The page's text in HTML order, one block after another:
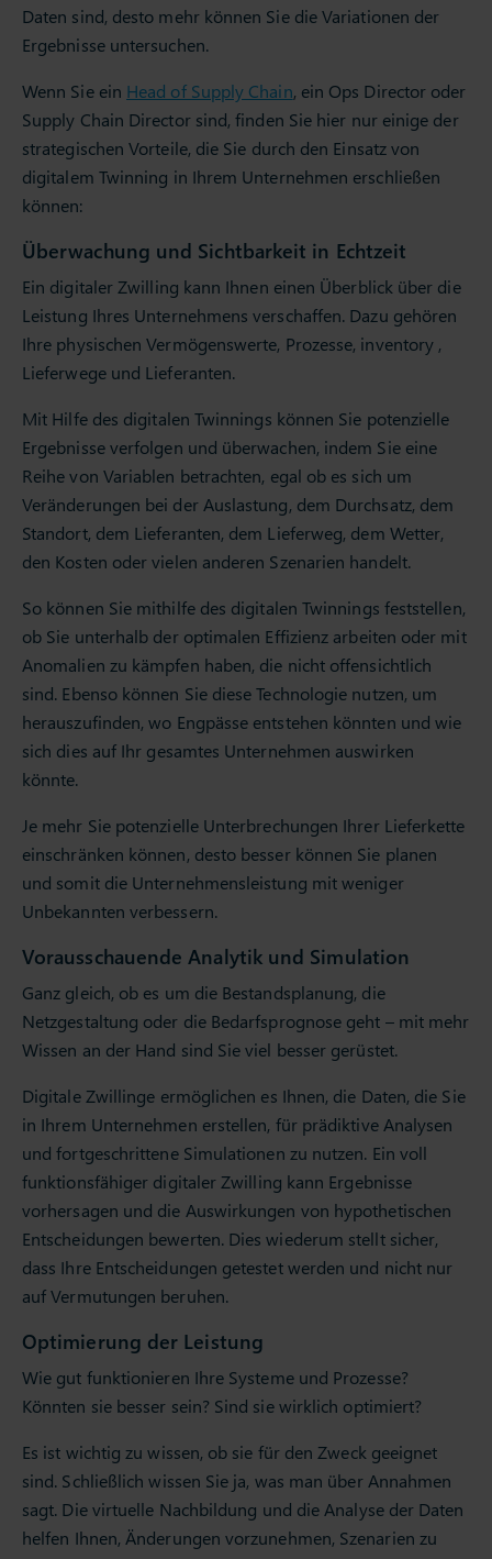
Daten sind, desto mehr können Sie die Variationen der
Ergebnisse untersuchen.
Wenn Sie ein Head of Supply Chain, ein Ops Director oder
Supply Chain Director sind, finden Sie hier nur einige der
strategischen Vorteile, die Sie durch den Einsatz von
digitalem Twinning in Ihrem Unternehmen erschließen
können:
Überwachung und Sichtbarkeit in Echtzeit
Ein digitaler Zwilling kann Ihnen einen Überblick über die
Leistung Ihres Unternehmens verschaffen. Dazu gehören
Ihre physischen Vermögenswerte, Prozesse, inventory ,
Lieferwege und Lieferanten.
Mit Hilfe des digitalen Twinnings können Sie potenzielle
Ergebnisse verfolgen und überwachen, indem Sie eine
Reihe von Variablen betrachten, egal ob es sich um
Veränderungen bei der Auslastung, dem Durchsatz, dem
Standort, dem Lieferanten, dem Lieferweg, dem Wetter,
den Kosten oder vielen anderen Szenarien handelt.
So können Sie mithilfe des digitalen Twinnings feststellen,
ob Sie unterhalb der optimalen Effizienz arbeiten oder mit
Anomalien zu kämpfen haben, die nicht offensichtlich
sind. Ebenso können Sie diese Technologie nutzen, um
herauszufinden, wo Engpässe entstehen könnten und wie
sich dies auf Ihr gesamtes Unternehmen auswirken
könnte.
Je mehr Sie potenzielle Unterbrechungen Ihrer Lieferkette
einschränken können, desto besser können Sie planen
und somit die Unternehmensleistung mit weniger
Unbekannten verbessern.
Vorausschauende Analytik und Simulation
Ganz gleich, ob es um die Bestandsplanung, die
Netzgestaltung oder die Bedarfsprognose geht – mit mehr
Wissen an der Hand sind Sie viel besser gerüstet.
Digitale Zwillinge ermöglichen es Ihnen, die Daten, die Sie
in Ihrem Unternehmen erstellen, für prädiktive Analysen
und fortgeschrittene Simulationen zu nutzen. Ein voll
funktionsfähiger digitaler Zwilling kann Ergebnisse
vorhersagen und die Auswirkungen von hypothetischen
Entscheidungen bewerten. Dies wiederum stellt sicher,
dass Ihre Entscheidungen getestet werden und nicht nur
auf Vermutungen beruhen.
Optimierung der Leistung
Wie gut funktionieren Ihre Systeme und Prozesse?
Könnten sie besser sein? Sind sie wirklich optimiert?
Es ist wichtig zu wissen, ob sie für den Zweck geeignet
sind. Schließlich wissen Sie ja, was man über Annahmen
sagt. Die virtuelle Nachbildung und die Analyse der Daten
helfen Ihnen, Änderungen vorzunehmen, Szenarien zu